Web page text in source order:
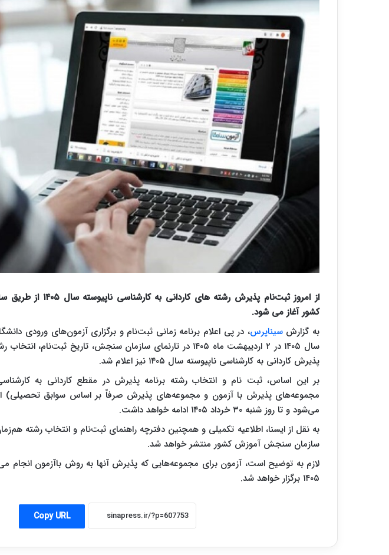
از امروز ثبت‌نام پذیرش
کشور آغاز می شود.
به گزارشسیناپرس، در پی اعلام برنامه زمانی ثبت‌نام و برگزاری آزمون‌های ورودی
سال ۱۴۰۵ در ۲ اردیبهشت ماه ۱۴۰۵ در تارنمای سازمان سنجش، تاریخ
پذیرش کاردانی به کارشناسی ناپیوسته سال ۱۴۰۵ نیز اعلام شد.
می‌شود و تا روز شنبه ۳۰ خرداد ۱۴۰۵ ادامه خواهد داشت.
به نقل از ایسنا، اطلاعیه تکمیلی و همچنین دفترچه ‌راهنمای ثبت‌نام و انتخاب رشته
سازمان سنجش آموزش کشور منتشر خواهد شد.
۱۴۰۵ برگزار خواهد شد.
Copy URL